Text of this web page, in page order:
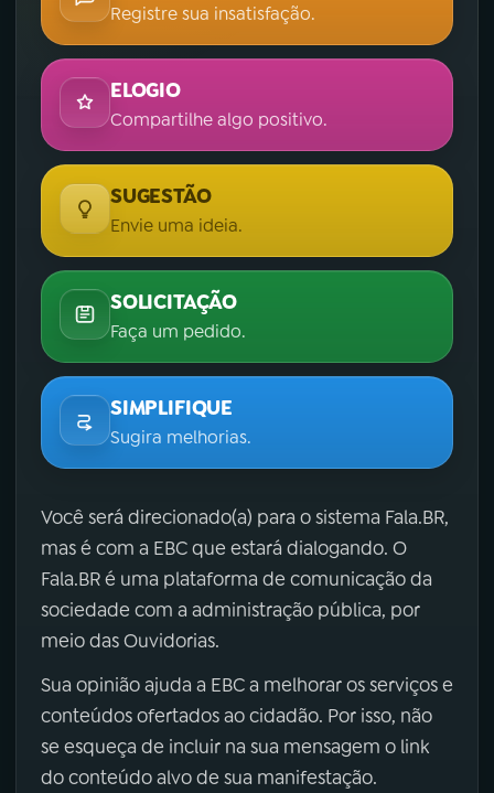
Registre sua insatisfação.
ELOGIO
Compartilhe algo positivo.
SUGESTÃO
Envie uma ideia.
SOLICITAÇÃO
Faça um pedido.
SIMPLIFIQUE
Sugira melhorias.
Você será direcionado(a) para o sistema Fala.BR,
mas é com a EBC que estará dialogando. O
Fala.BR é uma plataforma de comunicação da
sociedade com a administração pública, por
meio das Ouvidorias.
Sua opinião ajuda a EBC a melhorar os serviços e
conteúdos ofertados ao cidadão. Por isso, não
se esqueça de incluir na sua mensagem o link
do conteúdo alvo de sua manifestação.